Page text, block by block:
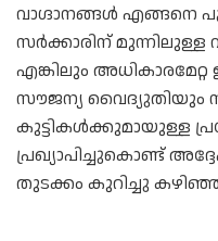
വാഗ്ദാനങ്ങൾ എങ്ങനെ
സർക്കാരിന് മുന്നിലുള്ള
എങ്കിലും അധികാരമേറ്റ
സൗജന്യ വൈദ്യുതിയും
കുട്ടികൾക്കുമായുള്ള
പ്രഖ്യാപിച്ചുകൊണ്ട്
തുടക്കം കുറിച്ചു